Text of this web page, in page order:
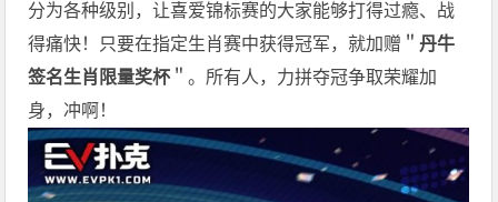
分为各种级别，让喜爱锦标赛的大家能够打得过瘾、战
得痛快！只要在指定生肖赛中获得冠军，就加赠＂丹牛
签名生肖限量奖杯 ＂。所有人，力拼夺冠争取荣耀加
身，冲啊！